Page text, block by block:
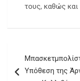
τους, καθώς
άρθρων
Υπόθεση της